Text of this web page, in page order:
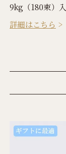
9kg（180束）入
詳細はこちら